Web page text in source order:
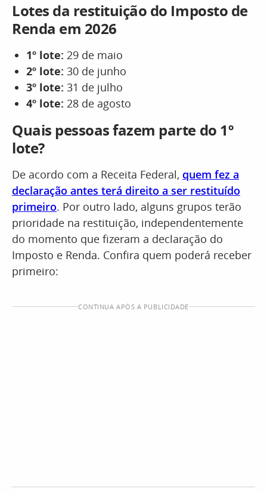
Lotes da restituição do Imposto de
Renda em 2026
1º lote: 29 de maio
2º lote: 30 de junho
3º lote: 31 de julho
4º lote: 28 de agosto
Quais pessoas fazem parte do 1º
lote?
De acordo com a Receita Federal, quem fez a
declaração antes terá direito a ser restituído
primeiro. Por outro lado, alguns grupos terão
prioridade na restituição, independentemente
do momento que fizeram a declaração do
Imposto e Renda. Confira quem poderá receber
primeiro:
CONTINUA APÓS A PUBLICIDADE